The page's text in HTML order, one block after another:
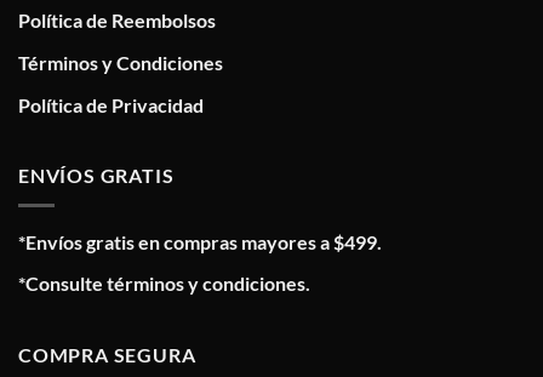
Política de Reembolsos
Términos y Condiciones
Política de Privacidad
ENVÍOS GRATIS
*Envíos gratis en compras mayores a $499.
*Consulte términos y condiciones.
COMPRA SEGURA